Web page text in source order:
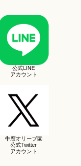
公式LINE
アカウント
牛窓オリーブ園
公式Twitter
アカウント